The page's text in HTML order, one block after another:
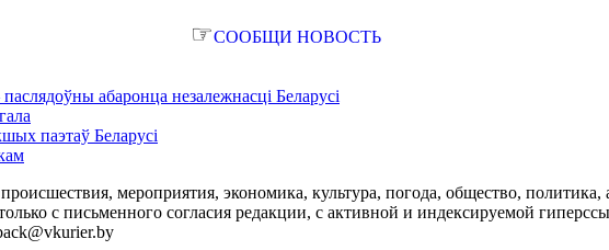
☞СООБЩИ НОВОСТЬ
абаронца незалежнасці Беларусі
паэтаў Беларусі
мероприятия, экономика, культура, погода, общество, политика,
с письменного согласия редакции, с активной и индексируемой